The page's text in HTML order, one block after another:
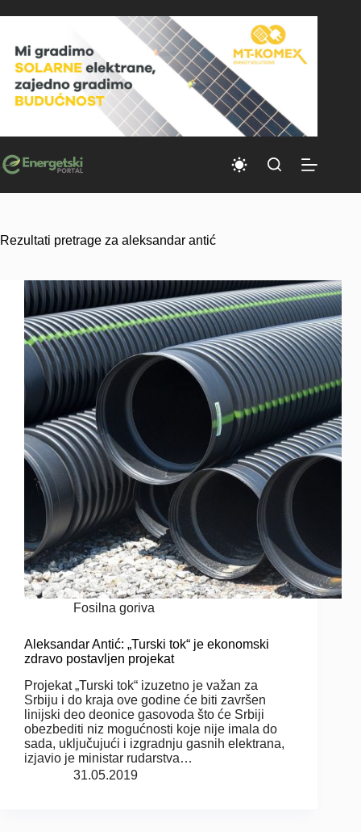
to
Rezultati pretrage za aleksandar antić
Fosilna goriva
Aleksandar Antić: „Turski tok“ je ekonomski
zdravo postavljen projekat
Projekat „Turski tok“ izuzetno je važan za
Srbiju i do kraja ove godine će biti završen
linijski deo deonice gasovoda što će Srbiji
obezbediti niz mogućnosti koje nije imala do
sada, uključujući i izgradnju gasnih elektrana,
izjavio je ministar rudarstva…
31.05.2019